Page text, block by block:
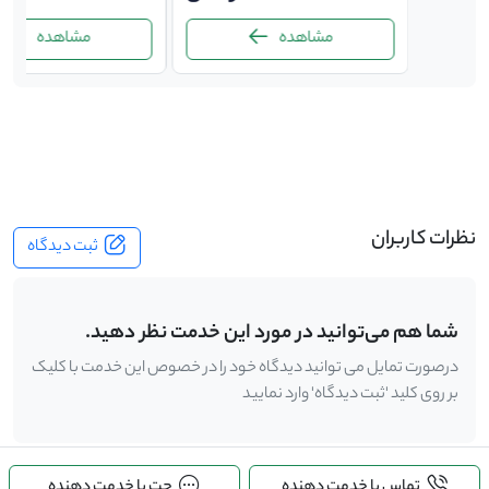
مشاهده مشاهده
نظرات کاربران ثبت دیدگاه
شما هم می‌توانید در مورد این خدمت نظر دهید.
درصورت تمایل می توانید دیدگاه خود را در خصوص این خدمت با کلیک
بر روی کلید 'ثبت دیدگاه' وارد نمایید